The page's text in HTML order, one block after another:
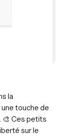
la
touche de
🎨 Ces petits
sur le